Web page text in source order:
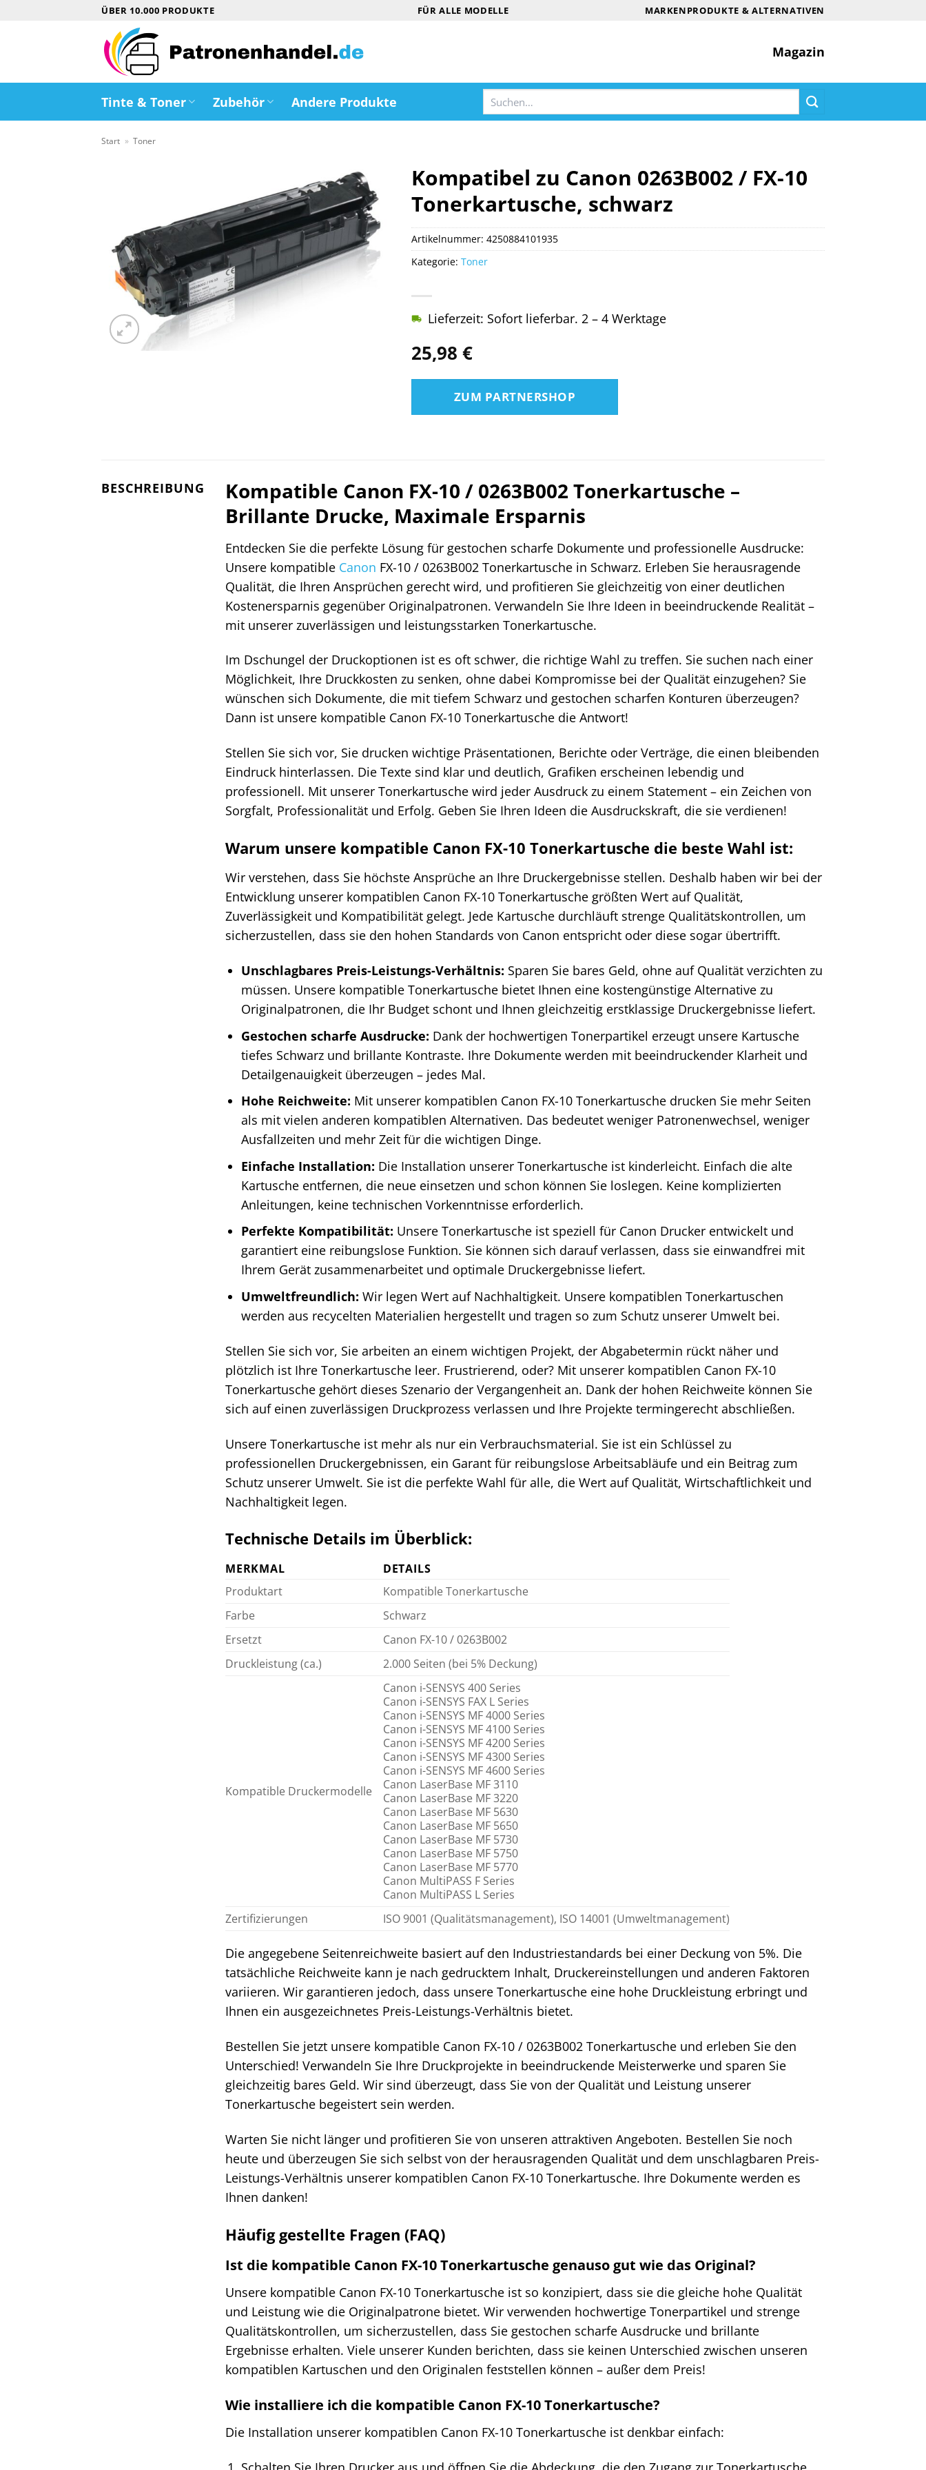
ÜBER 10.000 PRODUKTE FÜR ALLE MODELLE MARKENPRODUKTE & ALTERNATIVEN
Magazin
Tinte & Toner Zubehör Andere Produkte
Suchen
nach:
Start » Toner
Kompatibel zu Canon 0263B002 / FX-10
Tonerkartusche, schwarz
25,98 €
Lieferzeit: Sofort lieferbar. 2 – 4 Werktage
ZUM PARTNERSHOP
Artikelnummer: 4250884101935
Kategorie: Toner
BESCHREIBUNG
Kompatible Canon FX-10 / 0263B002 Tonerkartusche –
Brillante Drucke, Maximale Ersparnis
Entdecken Sie die perfekte Lösung für gestochen scharfe Dokumente und professionelle Ausdrucke:
Unsere kompatible Canon FX-10 / 0263B002 Tonerkartusche in Schwarz. Erleben Sie herausragende
Qualität, die Ihren Ansprüchen gerecht wird, und profitieren Sie gleichzeitig von einer deutlichen
Kostenersparnis gegenüber Originalpatronen. Verwandeln Sie Ihre Ideen in beeindruckende Realität –
mit unserer zuverlässigen und leistungsstarken Tonerkartusche.
Im Dschungel der Druckoptionen ist es oft schwer, die richtige Wahl zu treffen. Sie suchen nach einer
Möglichkeit, Ihre Druckkosten zu senken, ohne dabei Kompromisse bei der Qualität einzugehen? Sie
wünschen sich Dokumente, die mit tiefem Schwarz und gestochen scharfen Konturen überzeugen?
Dann ist unsere kompatible Canon FX-10 Tonerkartusche die Antwort!
Stellen Sie sich vor, Sie drucken wichtige Präsentationen, Berichte oder Verträge, die einen bleibenden
Eindruck hinterlassen. Die Texte sind klar und deutlich, Grafiken erscheinen lebendig und
professionell. Mit unserer Tonerkartusche wird jeder Ausdruck zu einem Statement – ein Zeichen von
Sorgfalt, Professionalität und Erfolg. Geben Sie Ihren Ideen die Ausdruckskraft, die sie verdienen!
Warum unsere kompatible Canon FX-10 Tonerkartusche die beste Wahl ist:
Wir verstehen, dass Sie höchste Ansprüche an Ihre Druckergebnisse stellen. Deshalb haben wir bei der
Entwicklung unserer kompatiblen Canon FX-10 Tonerkartusche größten Wert auf Qualität,
Zuverlässigkeit und Kompatibilität gelegt. Jede Kartusche durchläuft strenge Qualitätskontrollen, um
sicherzustellen, dass sie den hohen Standards von Canon entspricht oder diese sogar übertrifft.
Unschlagbares Preis-Leistungs-Verhältnis: Sparen Sie bares Geld, ohne auf Qualität verzichten zu
müssen. Unsere kompatible Tonerkartusche bietet Ihnen eine kostengünstige Alternative zu
Originalpatronen, die Ihr Budget schont und Ihnen gleichzeitig erstklassige Druckergebnisse liefert.
Gestochen scharfe Ausdrucke: Dank der hochwertigen Tonerpartikel erzeugt unsere Kartusche
tiefes Schwarz und brillante Kontraste. Ihre Dokumente werden mit beeindruckender Klarheit und
Detailgenauigkeit überzeugen – jedes Mal.
Hohe Reichweite: Mit unserer kompatiblen Canon FX-10 Tonerkartusche drucken Sie mehr Seiten
als mit vielen anderen kompatiblen Alternativen. Das bedeutet weniger Patronenwechsel, weniger
Ausfallzeiten und mehr Zeit für die wichtigen Dinge.
Einfache Installation: Die Installation unserer Tonerkartusche ist kinderleicht. Einfach die alte
Kartusche entfernen, die neue einsetzen und schon können Sie loslegen. Keine komplizierten
Anleitungen, keine technischen Vorkenntnisse erforderlich.
Perfekte Kompatibilität: Unsere Tonerkartusche ist speziell für Canon Drucker entwickelt und
garantiert eine reibungslose Funktion. Sie können sich darauf verlassen, dass sie einwandfrei mit
Ihrem Gerät zusammenarbeitet und optimale Druckergebnisse liefert.
Umweltfreundlich: Wir legen Wert auf Nachhaltigkeit. Unsere kompatiblen Tonerkartuschen
werden aus recycelten Materialien hergestellt und tragen so zum Schutz unserer Umwelt bei.
Stellen Sie sich vor, Sie arbeiten an einem wichtigen Projekt, der Abgabetermin rückt näher und
plötzlich ist Ihre Tonerkartusche leer. Frustrierend, oder? Mit unserer kompatiblen Canon FX-10
Tonerkartusche gehört dieses Szenario der Vergangenheit an. Dank der hohen Reichweite können Sie
sich auf einen zuverlässigen Druckprozess verlassen und Ihre Projekte termingerecht abschließen.
Unsere Tonerkartusche ist mehr als nur ein Verbrauchsmaterial. Sie ist ein Schlüssel zu
professionellen Druckergebnissen, ein Garant für reibungslose Arbeitsabläufe und ein Beitrag zum
Schutz unserer Umwelt. Sie ist die perfekte Wahl für alle, die Wert auf Qualität, Wirtschaftlichkeit und
Nachhaltigkeit legen.
Technische Details im Überblick:
MERKMAL
DETAILS
Produktart
Kompatible Tonerkartusche
Farbe
Schwarz
Ersetzt
Canon FX-10 / 0263B002
Druckleistung (ca.)
2.000 Seiten (bei 5% Deckung)
Kompatible Druckermodelle
Canon i-SENSYS 400 Series
Canon i-SENSYS FAX L Series
Canon i-SENSYS MF 4000 Series
Canon i-SENSYS MF 4100 Series
Canon i-SENSYS MF 4200 Series
Canon i-SENSYS MF 4300 Series
Canon i-SENSYS MF 4600 Series
Canon LaserBase MF 3110
Canon LaserBase MF 3220
Canon LaserBase MF 5630
Canon LaserBase MF 5650
Canon LaserBase MF 5730
Canon LaserBase MF 5750
Canon LaserBase MF 5770
Canon MultiPASS F Series
Canon MultiPASS L Series
Zertifizierungen
ISO 9001 (Qualitätsmanagement), ISO 14001 (Umweltmanagement)
Die angegebene Seitenreichweite basiert auf den Industriestandards bei einer Deckung von 5%. Die
tatsächliche Reichweite kann je nach gedrucktem Inhalt, Druckereinstellungen und anderen Faktoren
variieren. Wir garantieren jedoch, dass unsere Tonerkartusche eine hohe Druckleistung erbringt und
Ihnen ein ausgezeichnetes Preis-Leistungs-Verhältnis bietet.
Bestellen Sie jetzt unsere kompatible Canon FX-10 / 0263B002 Tonerkartusche und erleben Sie den
Unterschied! Verwandeln Sie Ihre Druckprojekte in beeindruckende Meisterwerke und sparen Sie
gleichzeitig bares Geld. Wir sind überzeugt, dass Sie von der Qualität und Leistung unserer
Tonerkartusche begeistert sein werden.
Warten Sie nicht länger und profitieren Sie von unseren attraktiven Angeboten. Bestellen Sie noch
heute und überzeugen Sie sich selbst von der herausragenden Qualität und dem unschlagbaren Preis-
Leistungs-Verhältnis unserer kompatiblen Canon FX-10 Tonerkartusche. Ihre Dokumente werden es
Ihnen danken!
Häufig gestellte Fragen (FAQ)
Ist die kompatible Canon FX-10 Tonerkartusche genauso gut wie das Original?
Unsere kompatible Canon FX-10 Tonerkartusche ist so konzipiert, dass sie die gleiche hohe Qualität
und Leistung wie die Originalpatrone bietet. Wir verwenden hochwertige Tonerpartikel und strenge
Qualitätskontrollen, um sicherzustellen, dass Sie gestochen scharfe Ausdrucke und brillante
Ergebnisse erhalten. Viele unserer Kunden berichten, dass sie keinen Unterschied zwischen unseren
kompatiblen Kartuschen und den Originalen feststellen können – außer dem Preis!
Wie installiere ich die kompatible Canon FX-10 Tonerkartusche?
Die Installation unserer kompatiblen Canon FX-10 Tonerkartusche ist denkbar einfach: